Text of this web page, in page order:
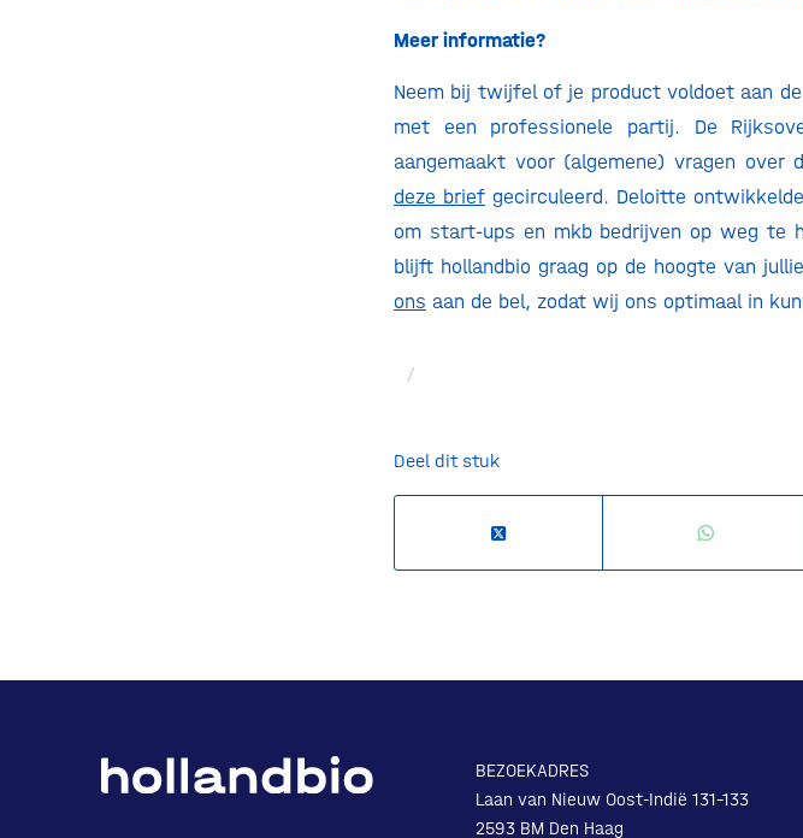
Meer informatie?
Neem bij twijfel of je product voldoet aan
met een professionele partij. De
aangemaakt voor (algemene) vragen
deze brief gecirculeerd. Deloitte
om start-ups en mkb bedrijven op weg te
blijft hollandbio graag op de hoogte van
ons aan de bel, zodat wij ons optimaal in
/
Deel dit stuk
BEZOEKADRES
Laan van Nieuw Oost-Indië 131-133
2593 BM Den Haag